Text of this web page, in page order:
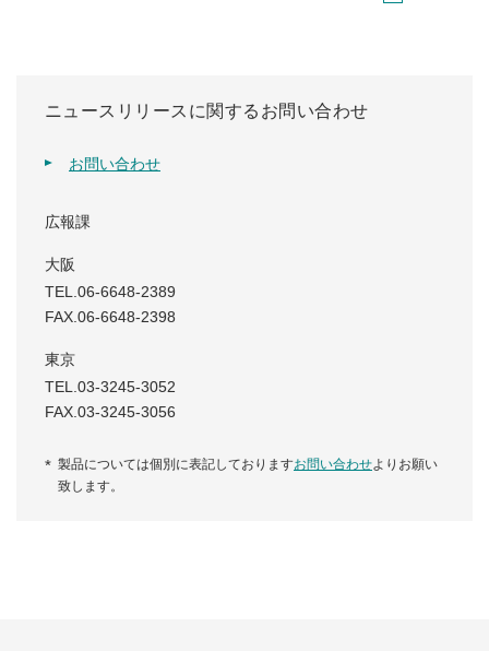
ニュースリリースに関するお問い合わせ
お問い合わせ
広報課
大阪
TEL.06-6648-2389
FAX.06-6648-2398
東京
TEL.03-3245-3052
FAX.03-3245-3056
製品については個別に表記しておりますお問い合わせよりお願い
致します。